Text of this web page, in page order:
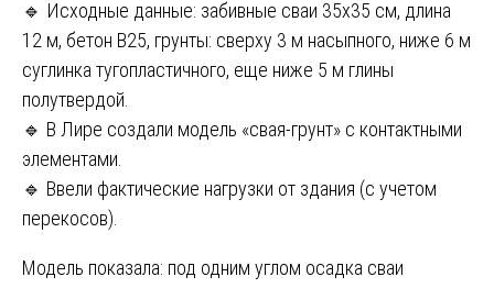
🔹 Исходные данные: забивные сваи 35х35 см, длина
12 м, бетон B25, грунты: сверху 3 м насыпного, ниже 6 м
суглинка тугопластичного, еще ниже 5 м глины
полутвердой.
🔹 В Лире создали модель «свая-грунт» с контактными
элементами.
🔹 Ввели фактические нагрузки от здания (с учетом
перекосов).
Модель показала: под одним углом осадка сваи